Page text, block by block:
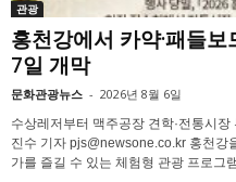
관광
홍천강에서 카약·패들
7일 개막
문화관광뉴스 - 2026년 8월 6일
수상레저부터 맥주공장 견학·전통시
진수 기자 pjs@newsone.co.kr 홍천강
가를 즐길 수 있는 체험형 관광 프로그